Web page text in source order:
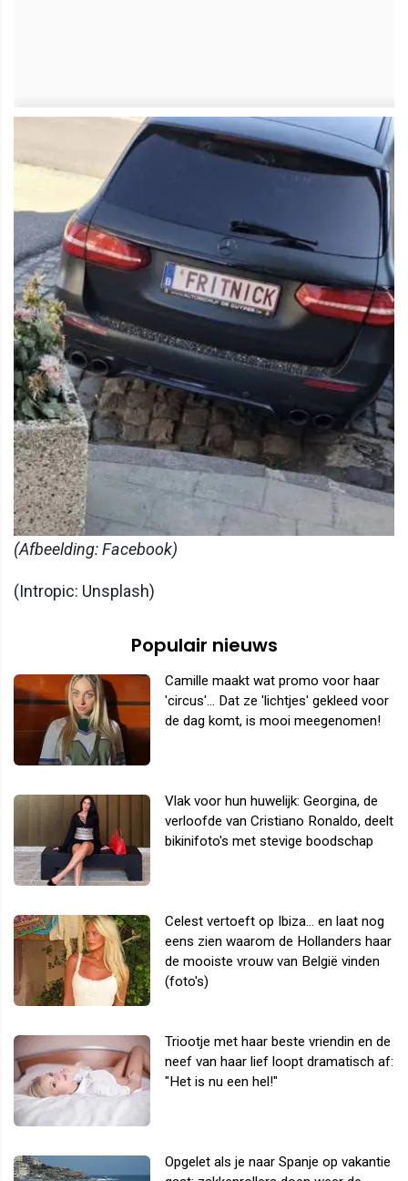
(Afbeelding: Facebook)
(Intropic: Unsplash)
Populair nieuws
Camille maakt wat promo voor haar
'circus'... Dat ze 'lichtjes' gekleed voor
de dag komt, is mooi meegenomen!
Vlak voor hun huwelijk: Georgina, de
verloofde van Cristiano Ronaldo, deelt
bikinifoto's met stevige boodschap
Celest vertoeft op Ibiza... en laat nog
eens zien waarom de Hollanders haar
de mooiste vrouw van België vinden
(foto's)
Triootje met haar beste vriendin en de
neef van haar lief loopt dramatisch af:
"Het is nu een hel!"
Opgelet als je naar Spanje op vakantie